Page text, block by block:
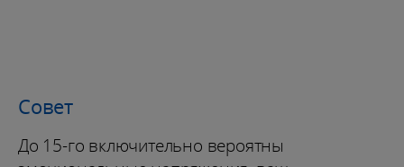
Совет
До 15-го включительно вероятны